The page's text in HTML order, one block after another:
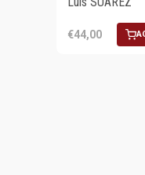
€44,00